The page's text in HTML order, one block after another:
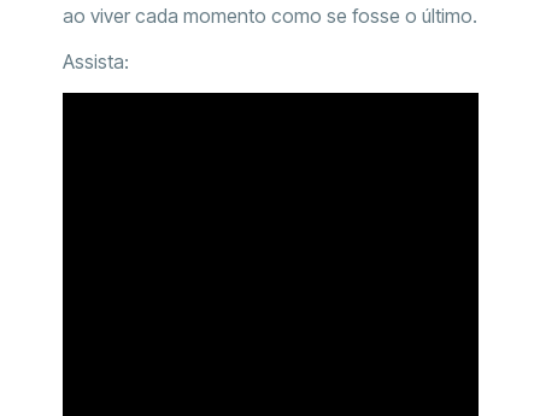
ao viver cada momento como se fosse o último.
Assista: